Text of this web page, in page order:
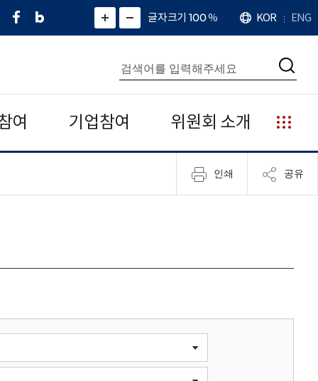
페
네
그
)
화
면
면
소
확
대
치
글자크기 100%
언
어
KOR ENG
통
합
검
색
검
여 기업참여 위원회 소개
누
리
집
안
인쇄 공유